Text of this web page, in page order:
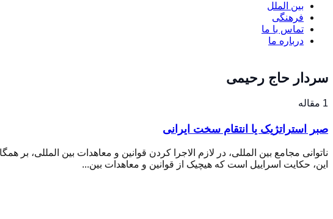
بین الملل
فرهنگی
تماس با ما
درباره ما
سردار حاج رحیمی
1 مقاله
صبر استراتژیک یا انتقام سخت ایرانی
ناتوانی مجامع بین المللی، در لازم الاجرا کردن قوانین و معاهدات بین المللی،
این، حکایت اسراییل است که هیچیک از قوانین و معاهدات بین...